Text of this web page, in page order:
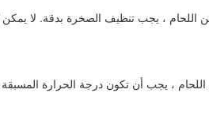
، يجب تنظيف الصخرة بدقة. لا يمكن
اللحام ، يجب أن تكون درجة الحرارة